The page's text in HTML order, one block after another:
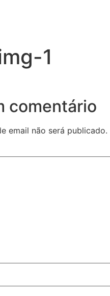
1
comentário
email não será publicado.